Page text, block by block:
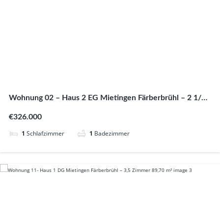
Wohnung 02 – Haus 2 EG Mietingen Färberbrühl – 2 1/2
€326.000
1 Schlafzimmer 1 Badezimmer